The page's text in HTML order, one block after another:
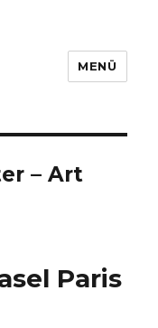
MENÜ
– Art
Paris